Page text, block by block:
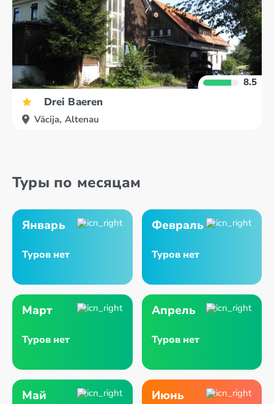
8.5
Drei Baeren
Vācija, Altenau
Туры по месяцам
Январь
Туров нет
Февраль
Туров нет
Март
Туров нет
Апрель
Туров нет
Май Июнь